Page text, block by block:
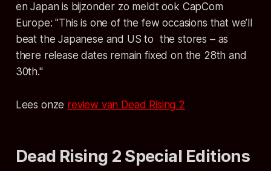
en Japan is bijzonder zo meldt ook CapCom
Europe:"This is one of the few occasions that we’ll
beat the Japanese and US to the stores – as
there release dates remain fixed on the 28th and
30th."
Lees onze review van Dead Rising 2
Dead Rising 2 Special Editions